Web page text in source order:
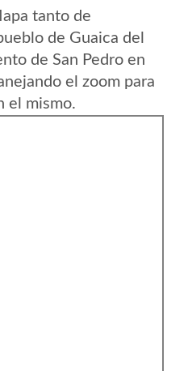
tanto de
de Guaica del
de San Pedro en
el zoom para
el mismo.